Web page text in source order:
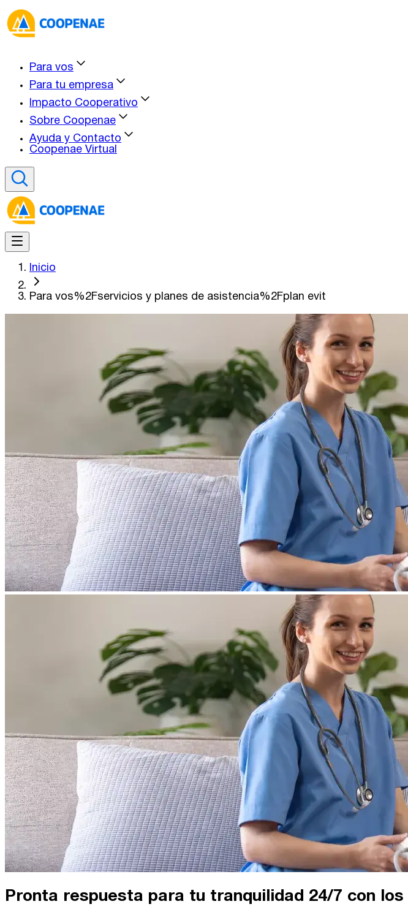
Para vos
Para tu empresa
Impacto Cooperativo
Sobre Coopenae
Ayuda y Contacto
Coopenae Virtual
Inicio
Para vos%2Fservicios y planes de asistencia%2Fplan evit
Pronta respuesta para tu tranquilidad 24/7 con los